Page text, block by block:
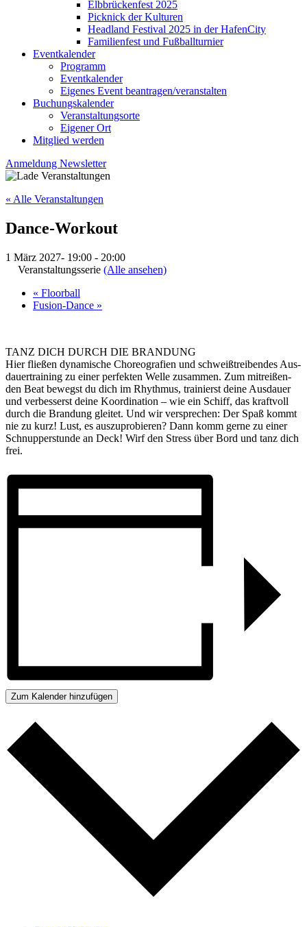
Elbbrückenfest 2025
Picknick der Kulturen
Headland Festival 2025 in der HafenCity
Familienfest und Fußballturnier
Eventkalender
Programm
Eventkalender
Eigenes Event beantragen/veranstalten
Buchungskalender
Veranstaltungsorte
Eigener Ort
Mitglied werden
Anmeldung Newsletter
« Alle Veranstaltungen
Dance-Workout
1 März 2027- 19:00 - 20:00
Veranstaltungsserie (Alle ansehen)
« Floorball
Fusion-Dance »
TANZ DICH DURCH DIE BRANDUNG
Hier fließen dy­na­mische Choreo­grafien und schweiß­trei­ben­des Aus­
dauer­training zu einer per­fekten Welle zu­sammen. Zum mit­reißen­
den Beat be­wegst du dich im Rhythmus, trai­nierst dei­ne Aus­dauer
und ver­besserst deine Ko­or­di­na­tion – wie ein Schiff, das kraft­voll
durch die Bran­dung gleitet. Und wir ver­sprech­en: Der Spaß kommt
nie zu kurz! Lust, es aus­zu­pro­bieren? Dann komm ger­ne zu einer
Schnupper­stunde an Deck! Wirf den Stress über Bord und tanz dich
frei.
Zum Kalender hinzufügen